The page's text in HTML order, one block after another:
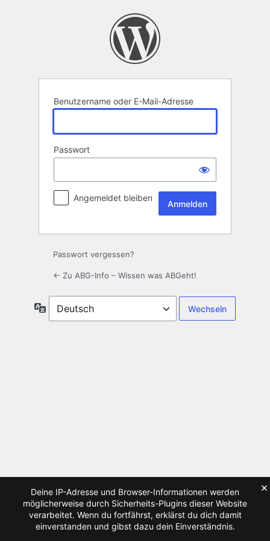
Benutzername oder E-Mail-Adresse
Passwort
Angemeldet bleiben
Passwort vergessen?
← Zu ABG-Info – Wissen was ABGeht!
Sprache
Deine IP-Adresse und Browser-Informationen werden
möglicherweise durch Sicherheits-Plugins dieser Website
verarbeitet. Wenn du fortfährst, erklärst du dich damit
einverstanden und gibst dazu dein Einverständnis.
×